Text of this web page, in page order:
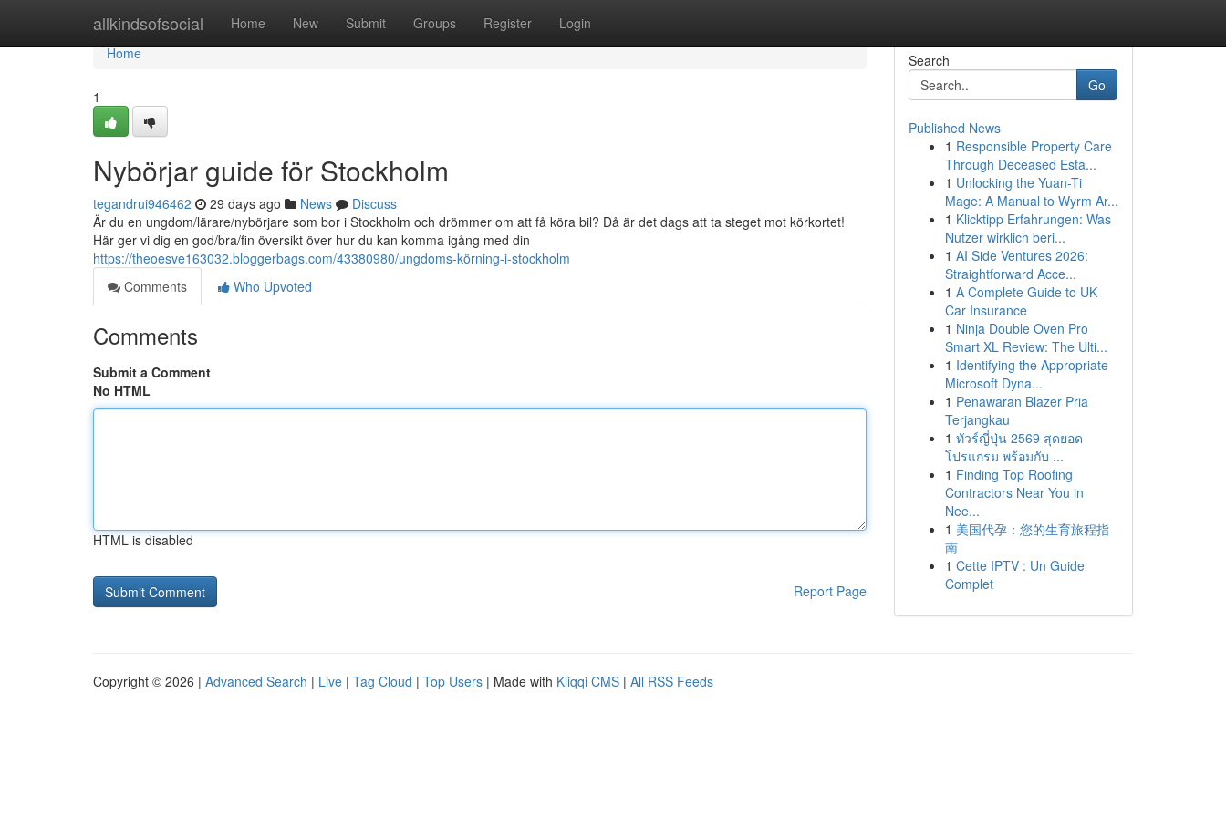
allkindsofsocial Home New Submit Groups Register Login
Home
Home
1
Nybörjar guide för Stockholm
tegandrui946462 29 days ago News
Discuss
Är du en ungdom/lärare/nybörjare som bor i Stockholm och drömmer om att få köra bil? Då är det dags att ta steget mot körkortet!
Här ger vi dig en god/bra/fin översikt över hur du kan komma igång med din
https://theoesve163032.bloggerbags.com/43380980/ungdoms-körning-i-stockholm
Comments
Who Upvoted
Comments
Submit a Comment
No HTML
HTML is disabled
Report Page
Search
Go
Published News
1 Responsible Property Care
Through Deceased Esta...
1 Unlocking the Yuan-Ti
Mage: A Manual to Wyrm Ar...
1 Klicktipp Erfahrungen: Was
Nutzer wirklich beri...
1 AI Side Ventures 2026:
Straightforward Acce...
1 A Complete Guide to UK
Car Insurance
1 Ninja Double Oven Pro
Smart XL Review: The Ulti...
1 Identifying the Appropriate
Microsoft Dyna...
1 Penawaran Blazer Pria
Terjangkau
1 ทัวร์ญี่ปุ่น 2569 สุดยอด
โปรแกรม พร้อมกับ ...
1 Finding Top Roofing
Contractors Near You in
Nee...
1 美国代孕：您的生育旅程指
南
1 Cette IPTV : Un Guide
Complet
Copyright © 2026 | Advanced Search | Live | Tag Cloud | Top Users | Made with Kliqqi CMS | All RSS Feeds